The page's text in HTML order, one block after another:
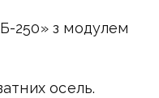
250» з модулем
осель.